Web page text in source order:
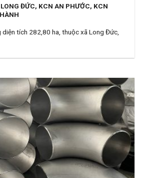
ĐỨC, KCN AN PHƯỚC, KCN
tích 282,80 ha, thuộc xã Long Đức,